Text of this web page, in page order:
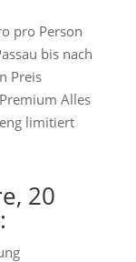
pro Person
bis nach
Preis
Alles
limitiert
20